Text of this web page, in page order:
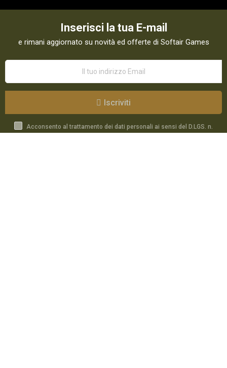
Inserisci la tua E-mail
e rimani aggiornato su novità ed offerte di Softair Games
Iscriviti
Acconsento al trattamento dei dati personali ai sensi del D.LGS. n.